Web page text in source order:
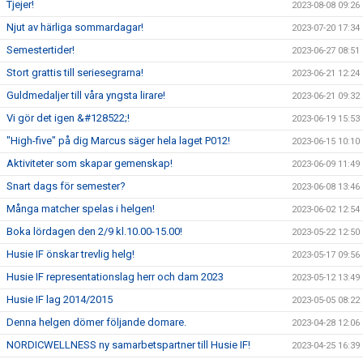
Tjejer! 2023-08-08 09:26
Njut av härliga sommardagar! 2023-07-20 17:34
Semestertider! 2023-06-27 08:51
Stort grattis till seriesegrarna! 2023-06-21 12:24
Guldmedaljer till våra yngsta lirare! 2023-06-21 09:32
Vi gör det igen &#128522;! 2023-06-19 15:53
"High-five" på dig Marcus säger hela laget P012! 2023-06-15 10:10
Aktiviteter som skapar gemenskap! 2023-06-09 11:49
Snart dags för semester? 2023-06-08 13:46
Många matcher spelas i helgen! 2023-06-02 12:54
Boka lördagen den 2/9 kl.10.00-15.00! 2023-05-22 12:50
Husie IF önskar trevlig helg! 2023-05-17 09:56
Husie IF representationslag herr och dam 2023 2023-05-12 13:49
Husie IF lag 2014/2015 2023-05-05 08:22
Denna helgen dömer följande domare. 2023-04-28 12:06
NORDICWELLNESS ny samarbetspartner till Husie IF! 2023-04-25 16:39